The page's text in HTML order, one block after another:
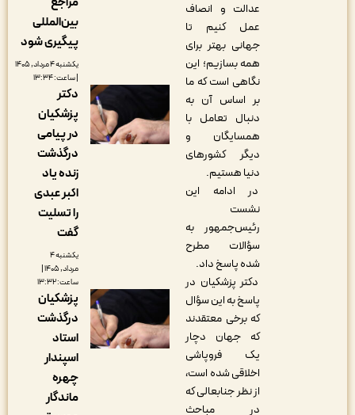
عدالت و انصاف
عمل کنیم تا
جهانی بهتر برای
همه بسازیم؛ این
نگاهی است که ما
بر اساس آن به
دنبال تعامل با
همسایگان و
دیگر کشورهای
دنیا هستیم.
در ادامه این
رئیس‌جمهور به
سؤالات مطرح
شده پاسخ داد.
دکتر پزشکیان در
پاسخ به این سؤال
که برخی معتقدند
که جهان دچار
یک فروپاشی
اخلاقی شده است،
از نظر جنابعالی که
در مباحث
بین‌المللی
پیگیری شود
یکشنبه ۴ مرداد, ۱۴۰۵
دکتر
پزشکیان
در پیامی
درگذشت
زنده یاد
اکبر عبدی
را تسلیت
مرداد, ۱۴۰۵ |
پزشکیان
درگذشت
استاد